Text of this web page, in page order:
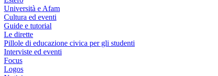
Università e Afam
Cultura ed eventi
Guide e tutorial
Le dirette
Pillole di educazione civica per gli studenti
Interviste ed eventi
Focus
Logos